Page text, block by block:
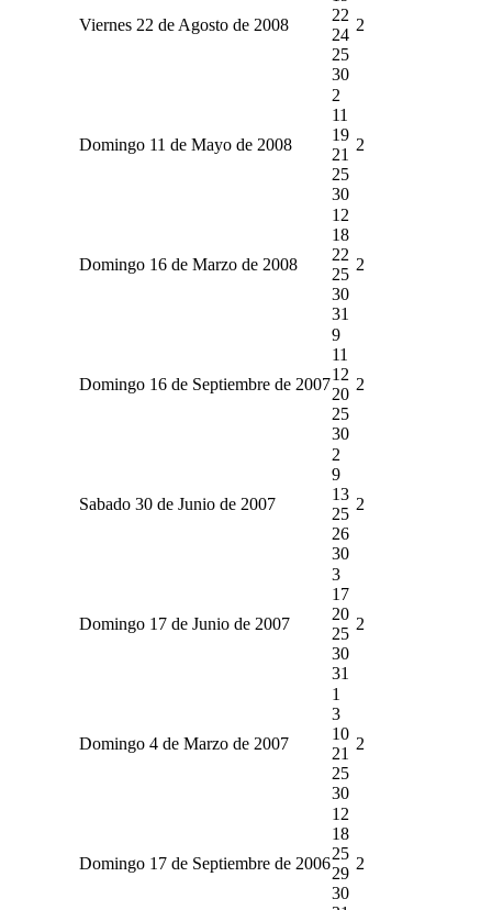
Viernes 22 de Agosto de 2008
22
24
25
30
2
Domingo 11 de Mayo de 2008
2
11
19
21
25
30
2
Domingo 16 de Marzo de 2008
12
18
22
25
30
31
2
Domingo 16 de Septiembre de 2007
9
11
12
20
25
30
2
Sabado 30 de Junio de 2007
2
9
13
25
26
30
2
Domingo 17 de Junio de 2007
3
17
20
25
30
31
2
Domingo 4 de Marzo de 2007
1
3
10
21
25
30
2
Domingo 17 de Septiembre de 2006
12
18
25
29
30
2